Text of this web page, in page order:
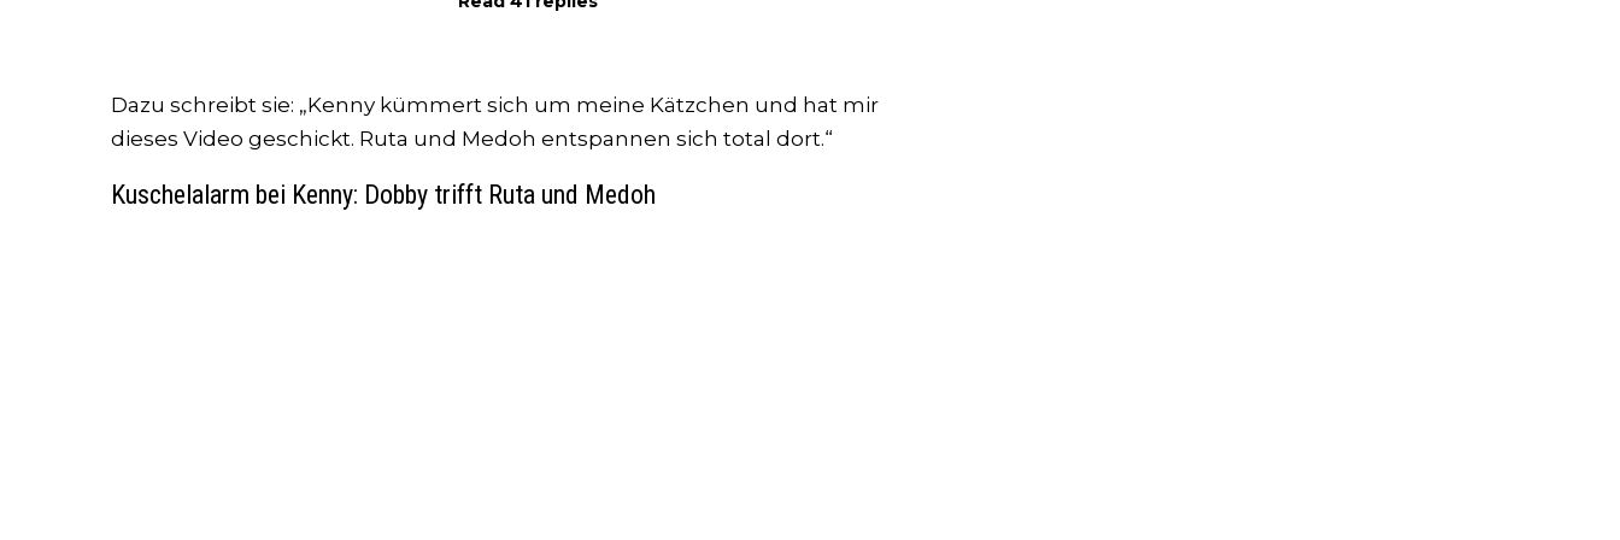
Dazu schreibt sie: „Kenny kümmert sich um meine Kätzchen und hat mir
dieses Video geschickt. Ruta und Medoh entspannen sich total dort.“
Kuschelalarm bei Kenny: Dobby trifft Ruta und Medoh